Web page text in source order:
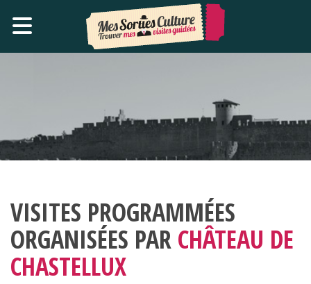
VISITES PROGRAMMÉES
ORGANISÉES PAR CHÂTEAU DE
CHASTELLUX